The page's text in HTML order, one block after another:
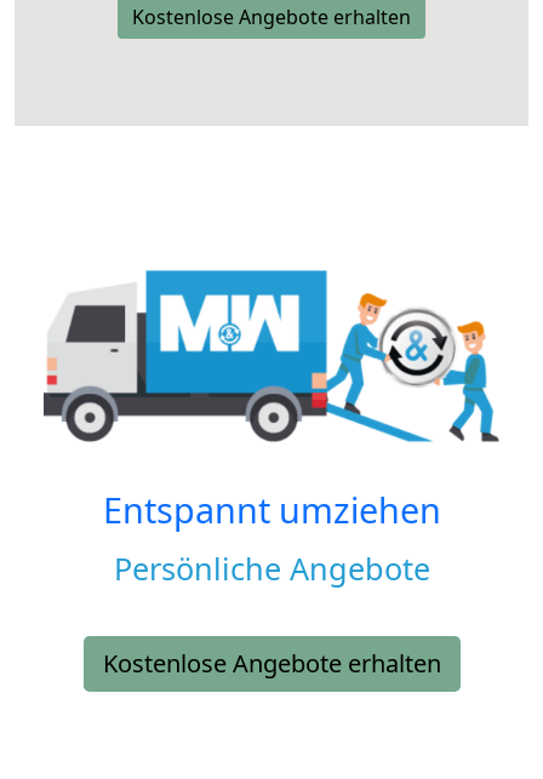
Kostenlose Angebote erhalten
Entspannt umziehen
Persönliche Angebote
Kostenlose Angebote erhalten